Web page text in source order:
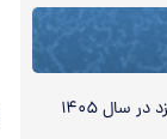
سال ۱۴۰۵